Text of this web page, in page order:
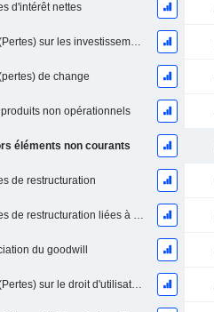
d'intérêt nettes
Gains (Pertes) sur les investissements en actions
de change
non opérationnels
éléments non courants
de restructuration
Charges de restructuration liées à l’intégration d’une nouvelle activité (Fusions, Acquisitions)
du goodwill
Gains (Pertes) sur le droit d'utilisation d'actifs